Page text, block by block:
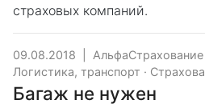
страховых компаний.
09.08.2018 АльфаСтрахование
Логистика, транспорт ·
Багаж не нужен